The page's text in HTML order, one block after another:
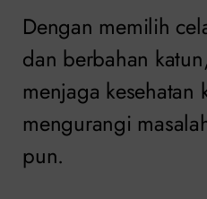
Dengan memilih
dan berbahan
menjaga kesehatan
mengurangi
pun.